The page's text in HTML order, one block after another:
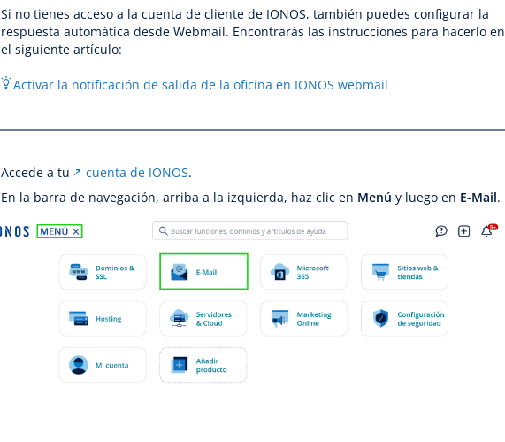
Si no tienes acceso a la cuenta de cliente de IONOS, también puedes configurar la
respuesta automática desde Webmail. Encontrarás las instrucciones para hacerlo en
el siguiente artículo:
Activar la notificación de salida de la oficina en IONOS webmail
Accede a tu cuenta de IONOS.
En la barra de navegación, arriba a la izquierda, haz clic en Menú y luego en E-Mail.